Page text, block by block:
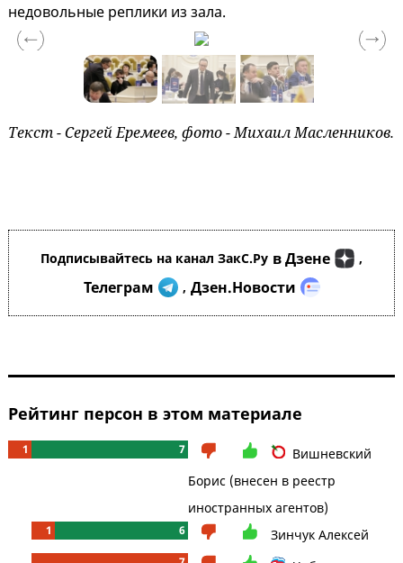
недовольные реплики из зала.
Текст - Сергей Еремеев, фото - Михаил Масленников.
Подписывайтесь на канал ЗакС.Ру в Дзене ,
Телеграм , Дзен.Новости
Рейтинг персон в этом материале
1 7
Вишневский
Борис (внесен в реестр
иностранных агентов)
1 6 Зинчук Алексей